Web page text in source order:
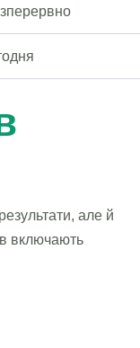
але й
включають